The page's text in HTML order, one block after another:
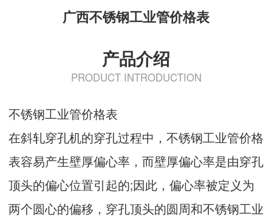
广西不锈钢工业管价格表
产品介绍
PRODUCT INTRODUCTION
不锈钢工业管价格表
在斜轧穿孔机的穿孔过程中，不锈钢工业管价格
表容易产生壁厚偏心率，而壁厚偏心率是由穿孔
顶头的偏心位置引起的;因此，偏心率被定义为
两个圆心的偏移，穿孔顶头的圆周和不锈钢工业